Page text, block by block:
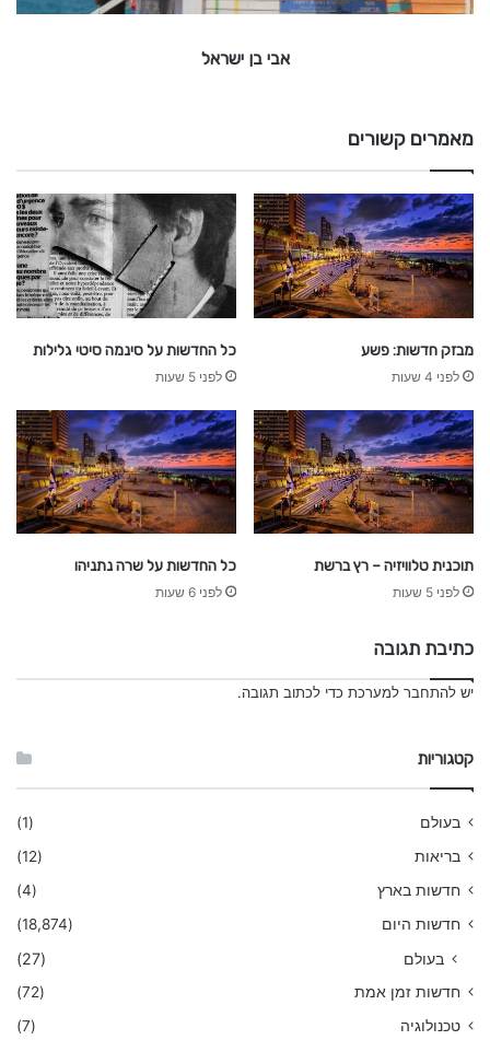
א
אבי בן ישראל
מאמרים קשורים
מבזק חדשות: פשע
לפני 4 שעות
כל החדשות על סינמה סיטי גלילות
לפני 5 שעות
תוכנית טלוויזיה – רץ ברשת
לפני 5 שעות
כל החדשות על שרה נתניהו
לפני 6 שעות
כתיבת תגובה
יש להתחבר למערכת כדי לכתוב תגובה.
קטגוריות
בעולם
(1)
בריאות
(12)
חדשות בארץ
(4)
חדשות היום
(18,874)
בעולם (27)
חדשות זמן אמת
(72)
טכנולוגיה
(7)